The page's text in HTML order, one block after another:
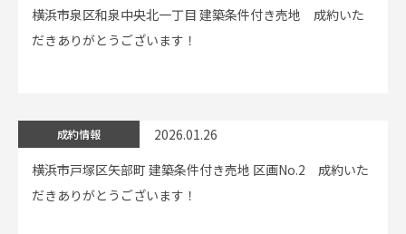
0120-800-108
営業時間／10：00〜19：00 定休日／水曜日
横浜市泉区和泉中央北一丁目 建築条件付き売地 成約いた
だきありがとうございます！
成約情報
2026.01.26
横浜市戸塚区矢部町 建築条件付き売地 区画No.2 成約いた
だきありがとうございます！